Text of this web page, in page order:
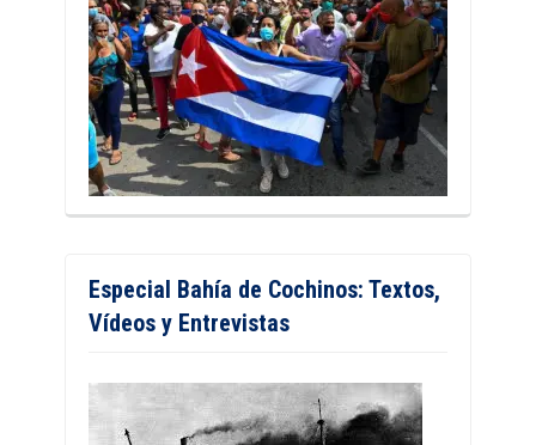
Especial Bahía de Cochinos: Textos,
Vídeos y Entrevistas